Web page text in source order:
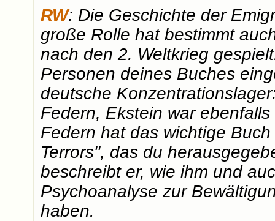
RW: Die Geschichte der
große Rolle hat bestimmt
nach den 2. Weltkrieg
Personen deines Buches
deutsche
Federn, Ekstein war
Federn hat das wichtige
Terrors", das du
beschreibt er, wie ihm und
Psychoanalyse zur
haben.